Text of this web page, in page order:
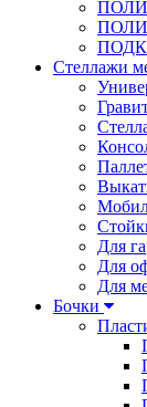
Стеллажи
Для
Для
Для
Бочки